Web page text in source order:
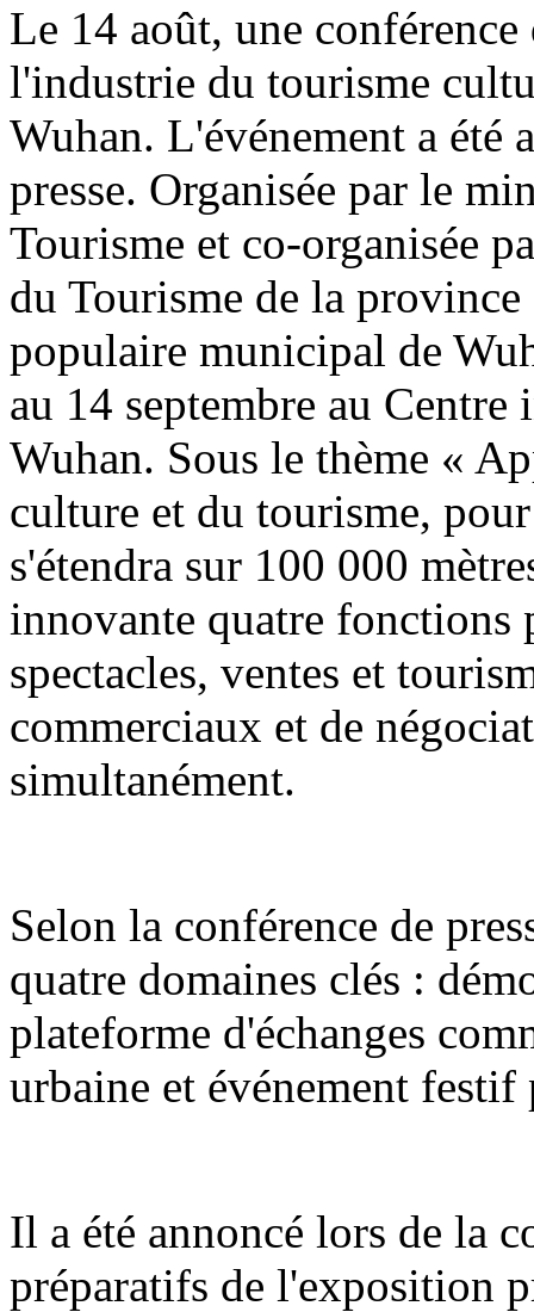
Le 14 août, une
l'industrie du tourisme
Wuhan. L'événement a été
presse. Organisée par le
Tourisme et co-organisée
du Tourisme de la
populaire municipal de
au 14 septembre au
Wuhan. Sous le thème «
culture et du tourisme,
s'étendra sur 100 000
innovante quatre
spectacles, ventes et
commerciaux et de
simultanément.
Selon la conférence de
quatre domaines clés :
plateforme d'échanges
urbaine et événement
Il a été annoncé lors de la
préparatifs de l'exposition